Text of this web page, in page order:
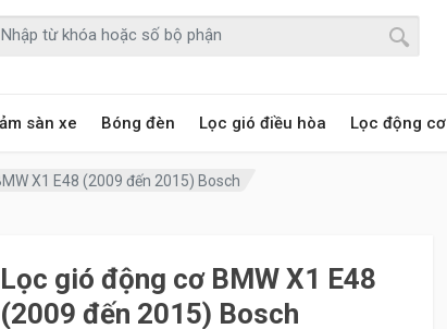
sàn xe Bóng đèn Lọc gió điều hòa Lọc động cơ
X1 E48 (2009 đến 2015) Bosch
Lọc gió động cơ BMW X1 E48
(2009 đến 2015) Bosch